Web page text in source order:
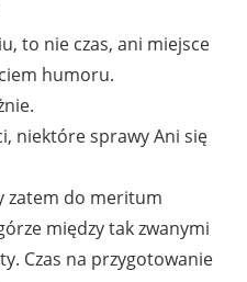
to nie czas, ani miejsce
humoru.
niektóre sprawy Ani się
zatem do meritum
między tak zwanymi
Czas na przygotowanie